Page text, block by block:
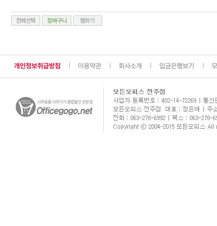
개인정보취급방침 이용약관 회사소개 입금은행보기